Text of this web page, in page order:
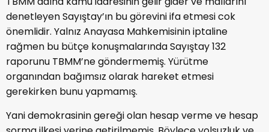
denetleyen Sayıştay’ın bu görevini ifa etmesi cok
önemlidir. Yalnız Anayasa Mahkemisinin iptaline
rağmen bu bütçe konuşmalarında Sayıştay 132
raporunu TBMM’ne göndermemiş. Yürütme
organından bağımsız olarak hareket etmesi
gerekirken bunu yapmamış.
Yani demokrasinin gereği olan hesap verme ve hesap